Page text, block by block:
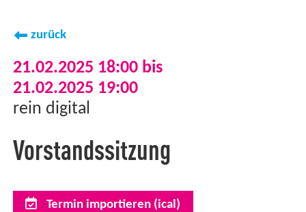
zurück
21.02.2025 18:00 bis
21.02.2025 19:00
rein digital
Vorstandssitzung
Termin importieren (ical)